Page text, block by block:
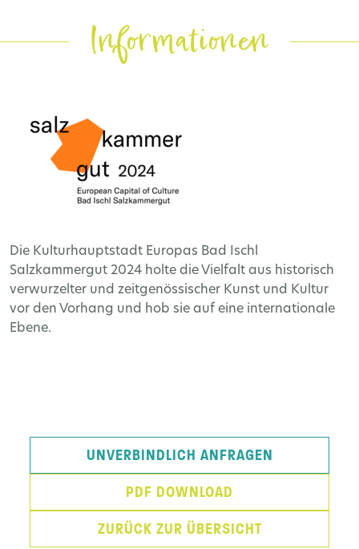
Informationen
Die Kulturhauptstadt Europas Bad Ischl
Salzkammergut 2024 holte die Vielfalt aus historisch
verwurzelter und zeitgenössischer Kunst und Kultur
vor den Vorhang und hob sie auf eine internationale
Ebene.
UNVERBINDLICH ANFRAGEN
PDF DOWNLOAD
ZURÜCK ZUR ÜBERSICHT